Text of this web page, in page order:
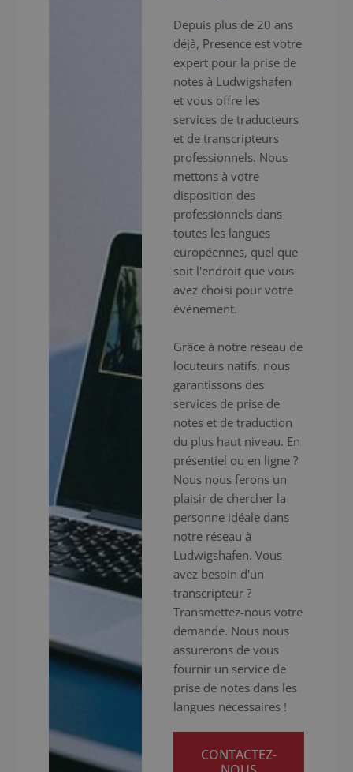
Depuis plus de 20 ans
déjà, Presence est votre
expert pour la prise de
notes à Ludwigshafen
et vous offre les
services de traducteurs
et de transcripteurs
professionnels. Nous
mettons à votre
disposition des
professionnels dans
toutes les langues
européennes, quel que
soit l'endroit que vous
avez choisi pour votre
événement.
Grâce à notre réseau de
locuteurs natifs, nous
garantissons des
services de prise de
notes et de traduction
du plus haut niveau. En
présentiel ou en ligne ?
Nous nous ferons un
plaisir de chercher la
personne idéale dans
notre réseau à
Ludwigshafen. Vous
avez besoin d'un
transcripteur ?
Transmettez-nous votre
demande. Nous nous
assurerons de vous
fournir un service de
prise de notes dans les
langues nécessaires !
CONTACTEZ-